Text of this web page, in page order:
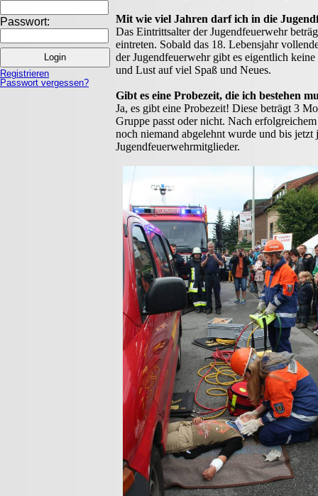
Passwort:
Registrieren
Passwort vergessen?
Mit wie viel Jahren darf ich in die
Das Eintrittsalter der Jugendfeuerwehr
eintreten. Sobald das 18. Lebensjahr
der Jugendfeuerwehr gibt es eigentlich
und Lust auf viel Spaß und Neues.
Gibt es eine Probezeit, die ich bestehen
Ja, es gibt eine Probezeit! Diese beträgt 3
Gruppe passt oder nicht. Nach
noch niemand abgelehnt wurde und bis
Jugendfeuerwehrmitglieder.